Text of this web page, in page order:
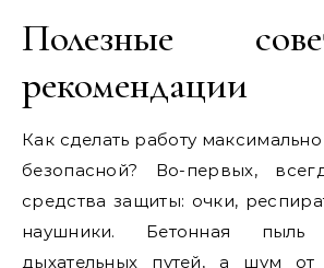
Полезные
рекомендации
Как сделать работу
безопасной? Во-первых,
средства защиты: очки,
наушники. Бетонная
дыхательных путей, а шум